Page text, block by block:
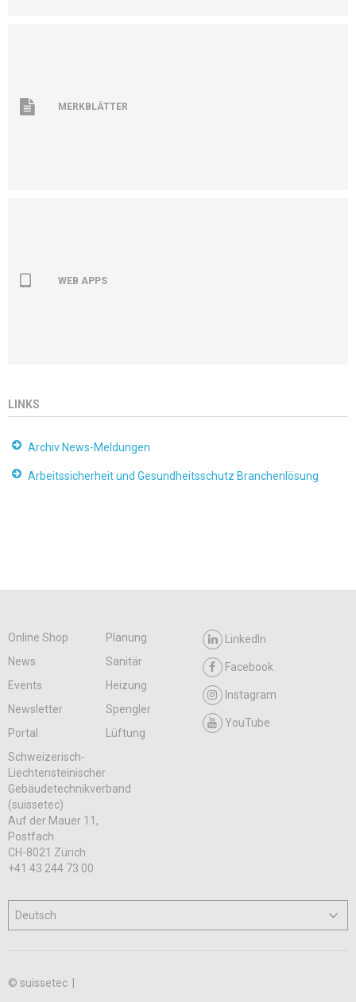
MERKBLÄTTER
WEB APPS
LINKS
Archiv News-Meldungen
Arbeitssicherheit und Gesundheitsschutz Branchenlösung
Online Shop
Planung
News
Sanitär
Events
Heizung
Newsletter
Spengler
Portal
Lüftung
LinkedIn
Facebook
Instagram
YouTube
Schweizerisch-
Liechtensteinischer
Gebäudetechnikverband
(suissetec)
Auf der Mauer 11,
Postfach
CH-8021 Zürich
+41 43 244 73 00
© suissetec |